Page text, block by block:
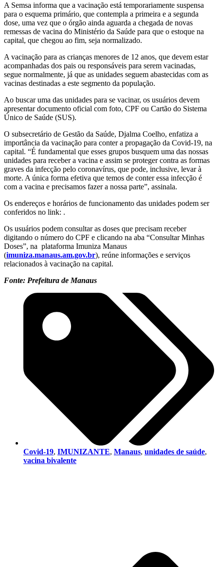
A Semsa informa que a vacinação está temporariamente suspensa
para o esquema primário, que contempla a primeira e a segunda
dose, uma vez que o órgão ainda aguarda a chegada de novas
remessas de vacina do Ministério da Saúde para que o estoque na
capital, que chegou ao fim, seja normalizado.
A vacinação para as crianças menores de 12 anos, que devem estar
acompanhadas dos pais ou responsáveis para serem vacinadas,
segue normalmente, já que as unidades seguem abastecidas com as
vacinas destinadas a este segmento da população.
Ao buscar uma das unidades para se vacinar, os usuários devem
apresentar documento oficial com foto, CPF ou Cartão do Sistema
Único de Saúde (SUS).
O subsecretário de Gestão da Saúde, Djalma Coelho, enfatiza a
importância da vacinação para conter a propagação da Covid-19, na
capital. “É fundamental que esses grupos busquem uma das nossas
unidades para receber a vacina e assim se proteger contra as formas
graves da infecção pelo coronavírus, que pode, inclusive, levar à
morte. A única forma efetiva que temos de conter essa infecção é
com a vacina e precisamos fazer a nossa parte”, assinala.
Os endereços e horários de funcionamento das unidades podem ser
conferidos no link: .
Os usuários podem consultar as doses que precisam receber
digitando o número do CPF e clicando na aba “Consultar Minhas
Doses”, na plataforma Imuniza Manaus
(imuniza.manaus.am.gov.br), reúne informações e serviços
relacionados à vacinação na capital.
Fonte: Prefeitura de Manaus
Covid-19, IMUNIZANTE, Manaus, unidades de saúde,
vacina bivalente